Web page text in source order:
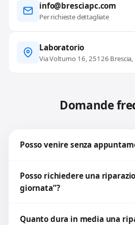
info@bresciapc.com
Per richieste dettagliate
Laboratorio
Via Volturno 16, 25126 Brescia,
Domande
Posso venire senza
Posso richiedere una
giornata”?
Quanto dura in media una